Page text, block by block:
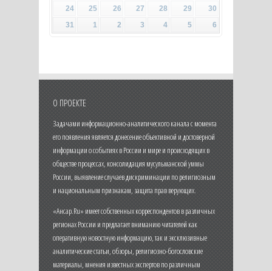
24
25 26 27 28 29
30
31
1 2 3 4 5 6
О ПРОЕКТЕ
Задачами информационно-аналитического канала с момента
его появления является донесение объективной и достоверной
информации о событиях в России и мире и происходящих в
обществе процессах, консолидация мусульманской уммы
России, выявление случаев дискриминации по религиозным
и национальным признакам, защита прав верующих.
«Ансар.Ru» имеет собственных корреспондентов в различных
регионах России и предлагает вниманию читателей как
оперативную новостную информацию, так и эксклюзивные
аналитические статьи, обзоры, религиозно-богословские
материалы, мнения известных экспертов по различным